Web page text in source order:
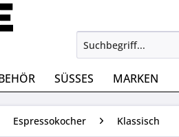
SÜSSES MARKEN
Espressokocher Klassisch